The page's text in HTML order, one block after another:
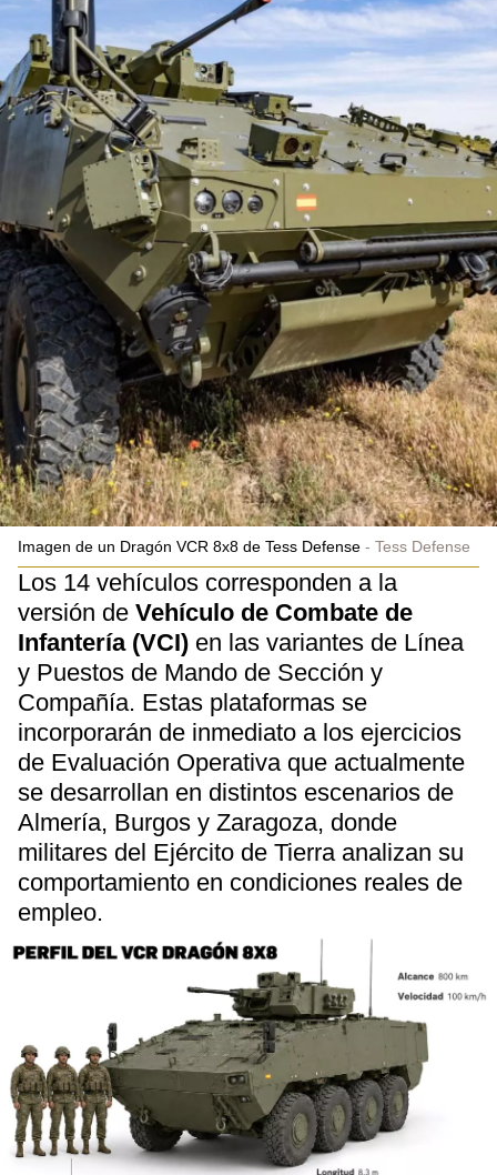
Imagen de un Dragón VCR 8x8 de Tess Defense Tess Defense
Los 14 vehículos corresponden a la
versión de Vehículo de Combate de
Infantería (VCI) en las variantes de Línea
y Puestos de Mando de Sección y
Compañía. Estas plataformas se
incorporarán de inmediato a los ejercicios
de Evaluación Operativa que actualmente
se desarrollan en distintos escenarios de
Almería, Burgos y Zaragoza, donde
militares del Ejército de Tierra analizan su
comportamiento en condiciones reales de
empleo.